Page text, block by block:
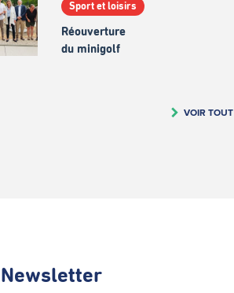
Sport et loisirs
Réouverture
du minigolf
VOIR TOUT
Newsletter